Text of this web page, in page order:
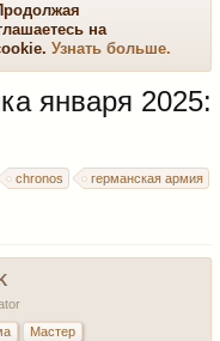
на
Узнать больше.
января 2025:
chronos
германская армия
Мастер